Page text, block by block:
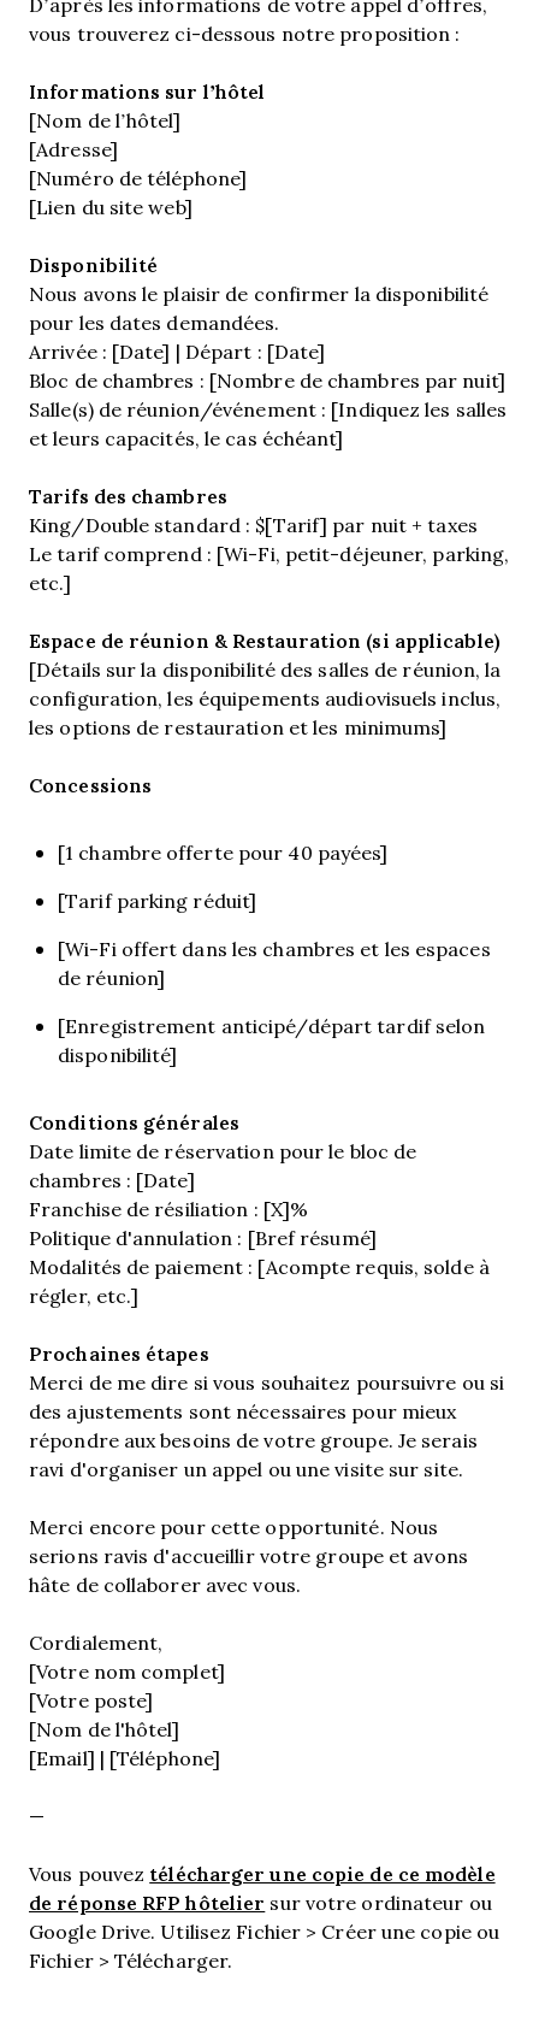
vous trouverez ci-dessous notre proposition :
Informations sur l’hôtel
[Nom de l’hôtel]
[Adresse]
[Numéro de téléphone]
[Lien du site web]
Disponibilité
Nous avons le plaisir de confirmer la disponibilité
pour les dates demandées.
Arrivée : [Date] | Départ : [Date]
Bloc de chambres : [Nombre de chambres par nuit]
Salle(s) de réunion/événement : [Indiquez les salles
et leurs capacités, le cas échéant]
Tarifs des chambres
King/Double standard : $[Tarif] par nuit + taxes
Le tarif comprend : [Wi-Fi, petit-déjeuner, parking,
etc.]
Espace de réunion & Restauration (si applicable)
[Détails sur la disponibilité des salles de réunion, la
configuration, les équipements audiovisuels inclus,
les options de restauration et les minimums]
Concessions
[1 chambre offerte pour 40 payées]
[Tarif parking réduit]
[Wi-Fi offert dans les chambres et les espaces
de réunion]
[Enregistrement anticipé/départ tardif selon
disponibilité]
Conditions générales
Date limite de réservation pour le bloc de
chambres : [Date]
Franchise de résiliation : [X]%
Politique d'annulation : [Bref résumé]
Modalités de paiement : [Acompte requis, solde à
régler, etc.]
Prochaines étapes
Merci de me dire si vous souhaitez poursuivre ou si
des ajustements sont nécessaires pour mieux
répondre aux besoins de votre groupe. Je serais
ravi d'organiser un appel ou une visite sur site.
Merci encore pour cette opportunité. Nous
serions ravis d'accueillir votre groupe et avons
hâte de collaborer avec vous.
Cordialement,
[Votre nom complet]
[Votre poste]
[Nom de l'hôtel]
[Email] | [Téléphone]
—
Vous pouvez télécharger une copie de ce modèle
de réponse RFP hôtelier sur votre ordinateur ou
Google Drive. Utilisez Fichier > Créer une copie ou
Fichier > Télécharger.